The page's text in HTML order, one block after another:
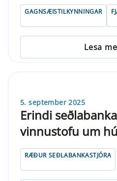
GAGNSÆISTILKYNNINGAR
Lesa
5. september 2025
Erindi
vinnustofu um
RÆÐUR SEÐLABANKASTJÓRA